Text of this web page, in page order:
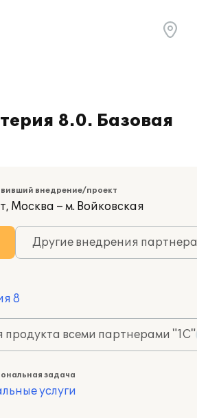
8.0. Базовая
внедрение/проект
Москва – м. Войковская
Другие внедрения партнера
8
продукта всеми партнерами "1С"
задача
услуги